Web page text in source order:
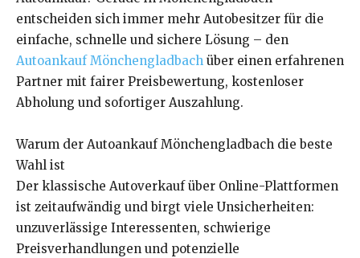
entscheiden sich immer mehr Autobesitzer für die
einfache, schnelle und sichere Lösung – den
Autoankauf Mönchengladbach über einen erfahrenen
Partner mit fairer Preisbewertung, kostenloser
Abholung und sofortiger Auszahlung.
Warum der Autoankauf Mönchengladbach die beste
Wahl ist
Der klassische Autoverkauf über Online-Plattformen
ist zeitaufwändig und birgt viele Unsicherheiten:
unzuverlässige Interessenten, schwierige
Preisverhandlungen und potenzielle